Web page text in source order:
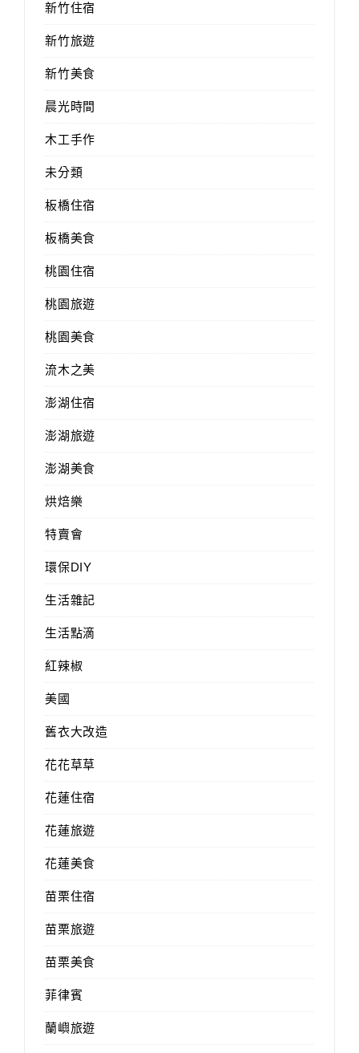
新竹住宿
新竹旅遊
新竹美食
晨光時間
木工手作
未分類
板橋住宿
板橋美食
桃園住宿
桃園旅遊
桃園美食
流木之美
澎湖住宿
澎湖旅遊
澎湖美食
烘焙樂
特賣會
環保DIY
生活雜記
生活點滴
紅辣椒
美國
舊衣大改造
花花草草
花蓮住宿
花蓮旅遊
花蓮美食
苗栗住宿
苗栗旅遊
苗栗美食
菲律賓
蘭嶼旅遊